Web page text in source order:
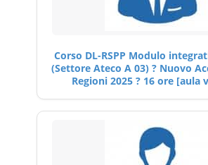
Corso DL-RSPP Modulo
(Settore Ateco A 03) ? Nuovo
Regioni 2025 ? 16 ore [aula